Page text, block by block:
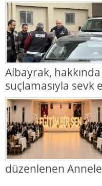
Albayrak,
suçlamasıyla
düzenlenen